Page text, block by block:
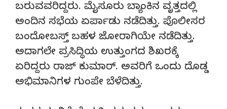
ಬರುವವರಿದ್ದರು. ಮೈಸೂರು ಬ್ಯಾಂಕಿನ ವೃತ್ತದಲ್ಲಿ
ಅಂದಿನ ಸಭೆಯ ಏರ್ಪಾಡು ನಡೆದಿತ್ತು. ಪೊಲೀಸರ
ಬಂದೋಬಸ್ತ್ ಬಹಳ ಜೋರಾಗಿಯೇ ನಡೆದಿತ್ತು.
ಅದಾಗಲೇ ಪ್ರಸಿದ್ಧಿಯ ಉತ್ತುಂಗದ ಶಿಖರಕ್ಕೆ
ಏರಿದ್ದರು ರಾಜ್ ಕುಮಾರ್. ಅವರಿಗೆ ಒಂದು ದೊಡ್ಡ
ಅಭಿಮಾನಿಗಳ ಗುಂಪೇ ಬೆಳೆದಿತ್ತು.